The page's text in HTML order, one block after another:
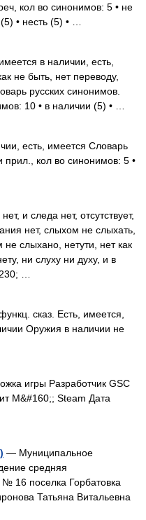
кол во синонимов: 5 • не
• несть (5) • …
в наличии, есть,
не быть, нет переводу,
русских синонимов.
10 • в наличии (5) • …
есть, имеется Словарь
прил., кол во синонимов: 5 •
и следа нет, отсутствует,
нет, слыхом не слыхать,
слыхано, нетути, нет как
ни слуху ни духу, и в
…
сказ. Есть, имеется,
Оружия в наличии не
игры Разработчик GSC
М&#160;; Steam Дата
— Муниципальное
средняя
16 поселка Горбатовка
Татьяна Витальевна